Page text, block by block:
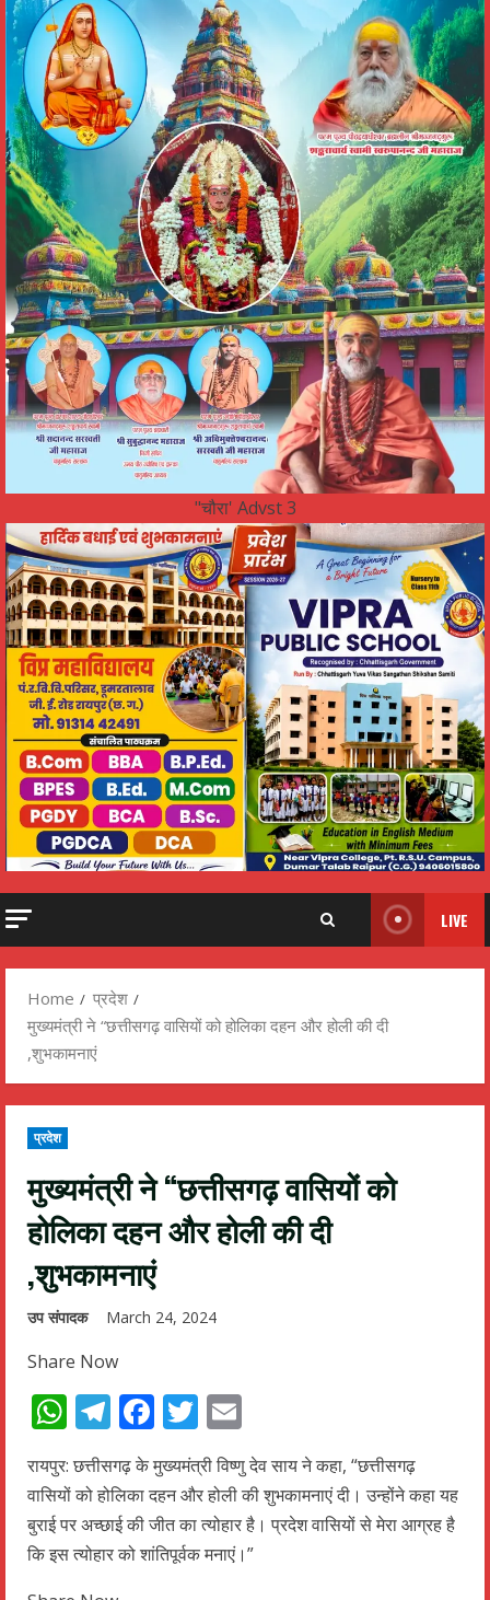
"चौरा' Advst 3
LIVE
Home
प्रदेश
मुख्यमंत्री ने “छत्तीसगढ़ वासियों को होलिका दहन और होली की दी
,शुभकामनाएं
प्रदेश
मुख्यमंत्री ने “छत्तीसगढ़ वासियों को
होलिका दहन और होली की दी
,शुभकामनाएं
उप संपादक March 24, 2024
Share Now
WhatsApp
Telegram
Facebook
Twitter
रायपुर: छत्तीसगढ़ के मुख्यमंत्री विष्णु देव साय ने कहा, “छत्तीसगढ़
वासियों को होलिका दहन और होली की शुभकामनाएं दी। उन्होंने कहा यह
बुराई पर अच्छाई की जीत का त्योहार है। प्रदेश वासियों से मेरा आग्रह है
कि इस त्योहार को शांतिपूर्वक मनाएं।”